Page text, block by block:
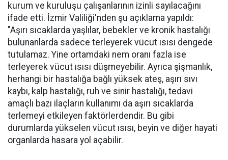
kurum ve kuruluşu çalışanlarının izinli sayılacağını
ifade etti. İzmir Valiliği'nden şu açıklama yapıldı:
"Aşırı sıcaklarda yaşlılar, bebekler ve kronik hastalığı
bulunanlarda sadece terleyerek vücut ısısı dengede
tutulamaz. Yine ortamdaki nem oranı fazla ise
terleyerek vücut ısısı düşmeyebilir. Ayrıca şişmanlık,
herhangi bir hastalığa bağlı yüksek ateş, aşırı sıvı
kaybı, kalp hastalığı, ruh ve sinir hastalığı, tedavi
amaçlı bazı ilaçların kullanımı da aşırı sıcaklarda
terlemeyi etkileyen faktörlerdendir. Bu gibi
durumlarda yükselen vücut ısısı, beyin ve diğer hayati
organlarda hasara yol açabilir.